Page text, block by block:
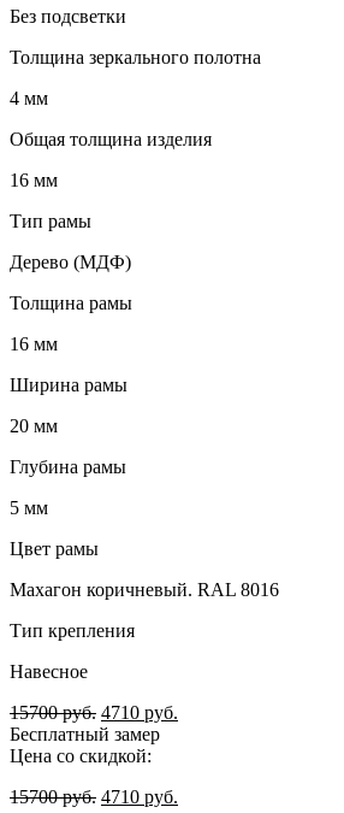
Без подсветки
Толщина зеркального полотна
4 мм
Общая толщина изделия
16 мм
Тип рамы
Дерево (МДФ)
Толщина рамы
16 мм
Ширина рамы
20 мм
Глубина рамы
5 мм
Цвет рамы
Махагон коричневый. RAL 8016
Тип крепления
Навесное
15700руб. 4710 руб.
Бесплатный замер
Цена со скидкой:
15700руб. 4710 руб.